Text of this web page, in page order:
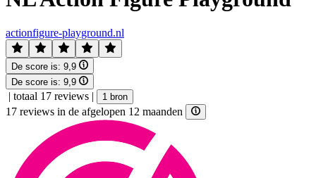
actionfigure-playground.nl
De score is: 9,9
De score is: 9,9
| totaal 17 reviews | 1 bron
17 reviews in de afgelopen 12 maanden